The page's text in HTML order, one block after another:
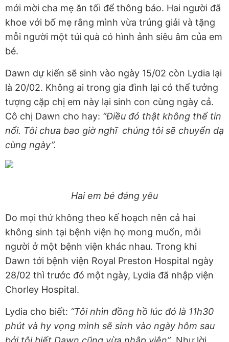
mới mời cha mẹ ăn tối để thông báo. Hai người đã
khoe với bố mẹ rằng mình vừa trúng giải và tặng
mỗi người một túi quà có hình ảnh siêu âm của em
bé.
Dawn dự kiến sẽ sinh vào ngày 15/02 còn Lydia lại
là 20/02. Không ai trong gia đình lại có thể tưởng
tượng cặp chị em này lại sinh con cùng ngày cả.
Cô chị Dawn cho hay: “Điều đó thật không thể tin
nổi. Tôi chưa bao giờ nghĩ chúng tôi sẽ chuyển dạ
cùng ngày”.
Hai em bé đáng yêu
Do mọi thứ không theo kế hoạch nên cả hai
không sinh tại bệnh viện họ mong muốn, mỗi
người ở một bệnh viện khác nhau. Trong khi
Dawn tới bệnh viện Royal Preston Hospital ngày
28/02 thì trước đó một ngày, Lydia đã nhập viện
Chorley Hospital.
Lydia cho biết: “Tôi nhìn đồng hồ lúc đó là 11h30
phút và hy vọng mình sẽ sinh vào ngày hôm sau